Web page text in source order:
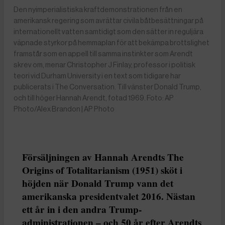
Den nyimperialistiska kraftdemonstrationen från en
amerikansk regering som avrättar civila båtbesättningar på
internationellt vatten samtidigt som den sätter in reguljära
väpnade styrkor på hemmaplan för att bekämpa brottslighet
framstår som en appell till samma instinkter som Arendt
skrev om, menar Christopher J Finlay, professor i politisk
teori vid Durham University i en text som tidigare har
publicerats i The Conversation. Till vänster Donald Trump,
och till höger Hannah Arendt, fotad 1969. Foto: AP
Photo/Alex Brandon | AP Photo
Försäljningen av Hannah Arendts The
Origins of Totalitarianism (1951) sköt i
höjden när Donald Trump vann det
amerikanska presidentvalet 2016. Nästan
ett år in i den andra Trump-